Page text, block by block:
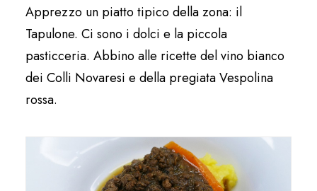
Apprezzo un piatto tipico della zona: il
Tapulone. Ci sono i dolci e la piccola
pasticceria. Abbino alle ricette del vino bianco
dei Colli Novaresi e della pregiata Vespolina
rossa.